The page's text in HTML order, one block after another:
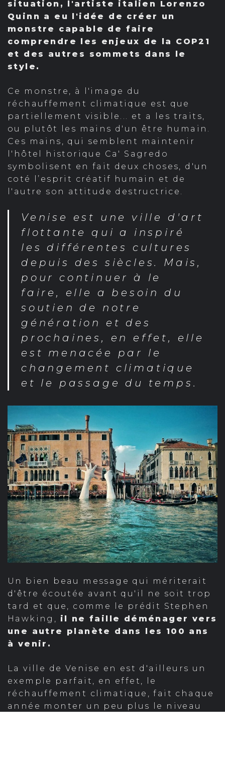
situation, l'artiste italien Lorenzo
Quinn a eu l'idée de créer un
monstre capable de faire
comprendre les enjeux de la COP21
et des autres sommets dans le
style.
Ce monstre, à l'image du
réchauffement climatique est que
partiellement visible... et a les traits,
ou plutôt les mains d'un être humain.
Ces mains, qui semblent maintenir
l'hôtel historique Ca' Sagredo
symbolisent en fait deux choses, d'un
coté l’esprit créatif humain et de
l'autre son attitude destructrice.
Venise est une ville d'art
flottante qui a inspiré
les différentes cultures
depuis des siècles. Mais,
pour continuer à le
faire, elle a besoin du
soutien de notre
génération et des
prochaines, en effet, elle
est menacée par le
changement climatique
et le passage du temps.
Un bien beau message qui mériterait
d'être écoutée avant qu'il ne soit trop
tard et que, comme le prédit Stephen
Hawking, il ne faille déménager vers
une autre planète dans les 100 ans
à venir.
La ville de Venise en est d'ailleurs un
exemple parfait, en effet, le
réchauffement climatique, fait chaque
année monter un peu plus le niveau